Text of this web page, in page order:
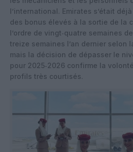
l’international. Emirates s’était
des bonus élevés à la sortie de la
l’ordre de vingt‑quatre semaines
treize semaines l’an dernier selon
mais la décision de dépasser le
pour 2025‑2026 confirme la
profils très courtisés.